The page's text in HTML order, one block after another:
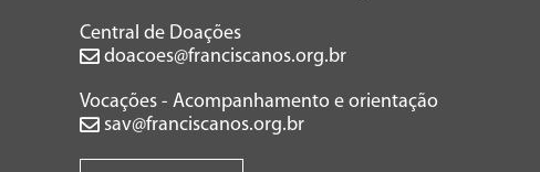
Central de Doações
doacoes@franciscanos.org.br
Vocações - Acompanhamento e orientação
sav@franciscanos.org.br